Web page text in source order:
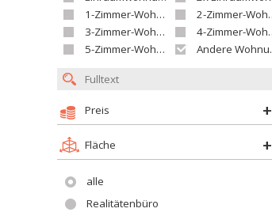
1-Zimmer-Wohnung
2-Zimmer-Wohnung
3-Zimmer-Wohnung
4-Zimmer-Wohnung
5-Zimmer-Wohnung und größer
Andere Wohnung
Preis
Fläche
alle
Realitätenbüro